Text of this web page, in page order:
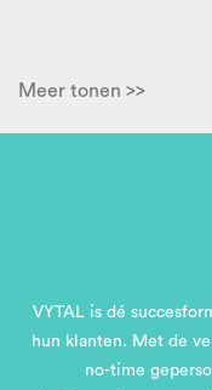
Meer tonen >>
VYTAL is dé
hun klanten. Met de
no-time